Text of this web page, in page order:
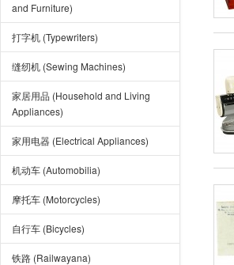
and Furniture)
打字机 (Typewriters)
缝纫机 (Sewing Machines)
家居用品 (Household and Living
Appliances)
家用电器 (Electrical Appliances)
机动车 (Automobilia)
摩托车 (Motorcycles)
自行车 (Bicycles)
铁路 (Railwayana)